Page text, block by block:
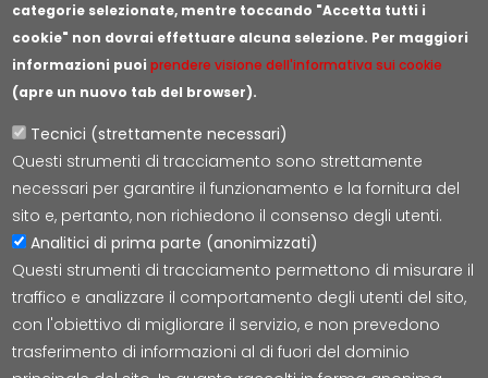
categorie selezionate, mentre toccando "Accetta tutti i
cookie" non dovrai effettuare alcuna selezione. Per maggiori
informazioni puoiprendere visione dell'informativa sui cookie
(apre un nuovo tab del browser).
Tecnici (strettamente necessari)
Questi strumenti di tracciamento sono strettamente
necessari per garantire il funzionamento e la fornitura del
sito e, pertanto, non richiedono il consenso degli utenti.
Analitici di prima parte (anonimizzati)
Questi strumenti di tracciamento permettono di misurare il
traffico e analizzare il comportamento degli utenti del sito,
con l'obiettivo di migliorare il servizio, e non prevedono
trasferimento di informazioni al di fuori del dominio
Lepida S.c.p.A.
Via della Liberazione 15, 40128 Bologna
segreteria@lepida.it
PEC:
segreteria@pec.lepida.it
Capitale Sociale i.v. ad oggi € 69.881.000,00
P.IVA/CF 02770891204